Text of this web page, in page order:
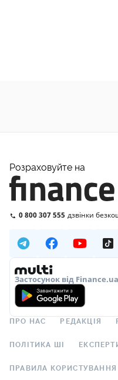
Розраховуйте на
0 800 307 555 дзвінки
Застосунок від Finance.ua
ПРО НАС РЕДАКЦІЯ
ПОЛІТИКА ШІ
ПРАВИЛА КОРИСТУВАННЯ